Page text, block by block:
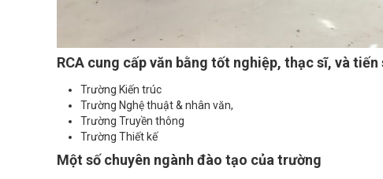
RCA cung cấp văn bằng tốt nghiệp, thạc sĩ, và
Trường Kiến trúc
Trường Nghệ thuật & nhân văn,
Trường Truyền thông
Trường Thiết kế
Một số chuyên ngành đào tạo của trường